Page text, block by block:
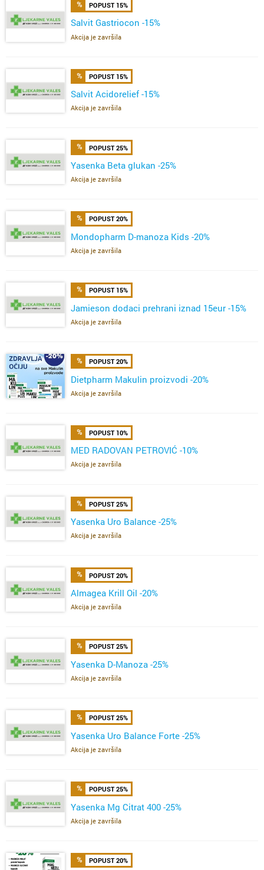
POPUST 15%
Salvit Gastriocon -15%
Akcija je završila
POPUST 15%
Salvit Acidorelief -15%
Akcija je završila
POPUST 25%
Yasenka Beta glukan -25%
Akcija je završila
POPUST 20%
Mondopharm D-manoza Kids -20%
Akcija je završila
POPUST 15%
Jamieson dodaci prehrani iznad 15eur -15%
Akcija je završila
POPUST 20%
Dietpharm Makulin proizvodi -20%
Akcija je završila
POPUST 10%
MED RADOVAN PETROVIĆ -10%
Akcija je završila
POPUST 25%
Yasenka Uro Balance -25%
Akcija je završila
POPUST 20%
Almagea Krill Oil -20%
Akcija je završila
POPUST 25%
Yasenka D-Manoza -25%
Akcija je završila
POPUST 25%
Yasenka Uro Balance Forte -25%
Akcija je završila
POPUST 25%
Yasenka Mg Citrat 400 -25%
Akcija je završila
POPUST 20%